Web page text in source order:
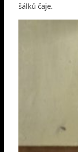
šálků čaje.